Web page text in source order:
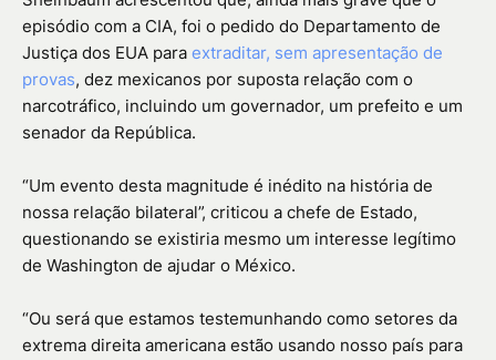
episódio com a CIA, foi o pedido do Departamento de
Justiça dos EUA para extraditar, sem apresentação de
provas, dez mexicanos por suposta relação com o
narcotráfico, incluindo um governador, um prefeito e um
senador da República.
“Um evento desta magnitude é inédito na história de
nossa relação bilateral”, criticou a chefe de Estado,
questionando se existiria mesmo um interesse legítimo
de Washington de ajudar o México.
“Ou será que estamos testemunhando como setores da
extrema direita americana estão usando nosso país para